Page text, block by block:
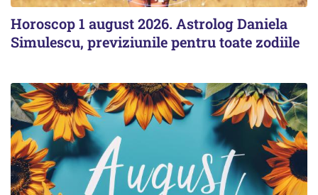
Horoscop 1 august 2026. Astrolog Daniela
Simulescu, previziunile pentru toate zodiile